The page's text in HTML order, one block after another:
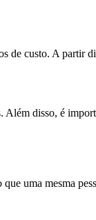
custo. A partir
disso, é
uma mesma